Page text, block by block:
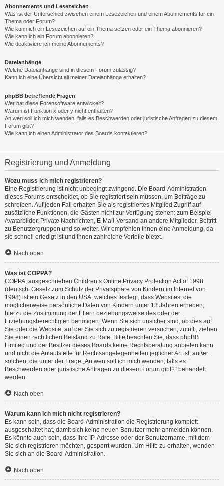
Abonnements und Lesezeichen
Was ist der Unterschied zwischen einem Lesezeichen und einem Abonnements für ein
Thema oder Forum?
Wie kann ich ein Lesezeichen auf ein Thema setzen oder ein Thema abonnieren?
Wie kann ich ein Forum abonnieren?
Wie deaktiviere ich meine Abonnements?
Dateianhänge
Welche Dateianhänge sind in diesem Forum zulässig?
Kann ich eine Übersicht all meiner Dateianhänge erhalten?
phpBB betreffende Fragen
Wer hat diese Forensoftware entwickelt?
Warum ist Funktion x oder y nicht enthalten?
An wen soll ich mich wenden, falls es Beschwerden oder juristische Anfragen zu diesem
Forum gibt?
Wie kann ich einen Administrator des Boards kontaktieren?
Registrierung und Anmeldung
Wozu muss ich mich registrieren?
Eine Registrierung ist nicht unbedingt zwingend. Die Board-Administration
dieses Forums entscheidet, ob Sie registriert sein müssen, um Beiträge zu
schreiben. Auf jeden Fall erhalten Sie als registriertes Mitglied Zugriff auf
zusätzliche Funktionen, die Gästen nicht zur Verfügung stehen: zum Beispiel
Avatarbilder, Private Nachrichten, E-Mail-Versand an andere Mitglieder, Beitritt
zu Benutzergruppen und so weiter. Wir empfehlen Ihnen eine Anmeldung, da
sie schnell erledigt ist und Ihnen zahlreiche Vorteile bietet.
Nach oben
Was ist COPPA?
COPPA, ausgeschrieben Children’s Online Privacy Protection Act of 1998
(deutsch: Gesetz zum Schutz der Privatsphäre von Kindern im Internet von
1998) ist ein Gesetz in den USA, welches festlegt, dass Websites, die
möglicherweise persönliche Daten von Kindern unter 13 Jahren erheben,
hierzu die Zustimmung der Eltern beziehungsweise des oder der
Erziehungsberechtigten benötigen. Wenn Sie sich unsicher sind, ob dies auf
Sie oder die Website, auf der Sie sich zu registrieren versuchen, zutrifft, ziehen
Sie einen rechtlichen Beistand zu Rate. Bitte beachten Sie, dass phpBB
Limited und der Besitzer dieses Boards keine Rechtsberatung anbieten kann
und nicht die Anlaufstelle für Rechtsangelegenheiten jeglicher Art ist; außer
solchen, die unter der Frage „An wen soll ich mich wenden, falls es
Beschwerden oder juristische Anfragen zu diesem Forum gibt?“ behandelt
werden.
Nach oben
Warum kann ich mich nicht registrieren?
Es kann sein, dass die Board-Administration die Registrierung komplett
ausgeschaltet hat, damit sich keine neuen Benutzer mehr anmelden können.
Es könnte auch sein, dass Ihre IP-Adresse oder der Benutzername, mit dem
Sie sich registrieren möchten, gesperrt wurden. Um Hilfe zu erhalten, wenden
Sie sich an die Board-Administration.
Nach oben